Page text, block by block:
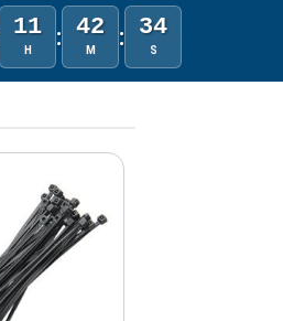
11
H : 42
M : 34
S